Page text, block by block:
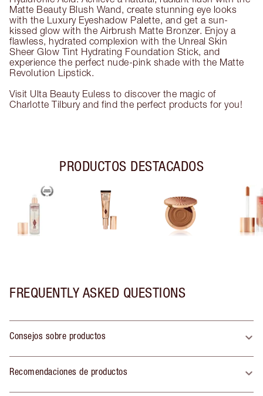
Matte Beauty Blush Wand, create stunning eye looks
with the Luxury Eyeshadow Palette, and get a sun-
kissed glow with the Airbrush Matte Bronzer. Enjoy a
flawless, hydrated complexion with the Unreal Skin
Sheer Glow Tint Hydrating Foundation Stick, and
experience the perfect nude-pink shade with the Matte
Revolution Lipstick.
Visit Ulta Beauty Euless to discover the magic of
Charlotte Tilbury and find the perfect products for you!
PRODUCTOS DESTACADOS
FREQUENTLY ASKED QUESTIONS
Consejos sobre productos
Recomendaciones de productos